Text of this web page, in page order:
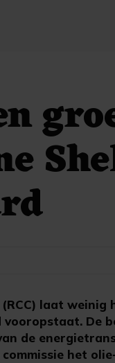
(RCC) laat weinig
De
de
het